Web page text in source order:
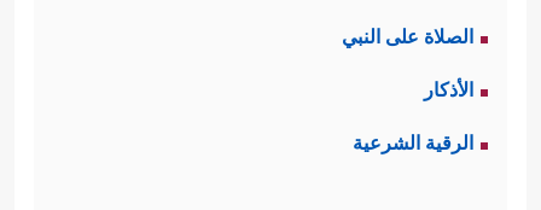
الصلاة على النبي
الأذكار
الرقية الشرعية